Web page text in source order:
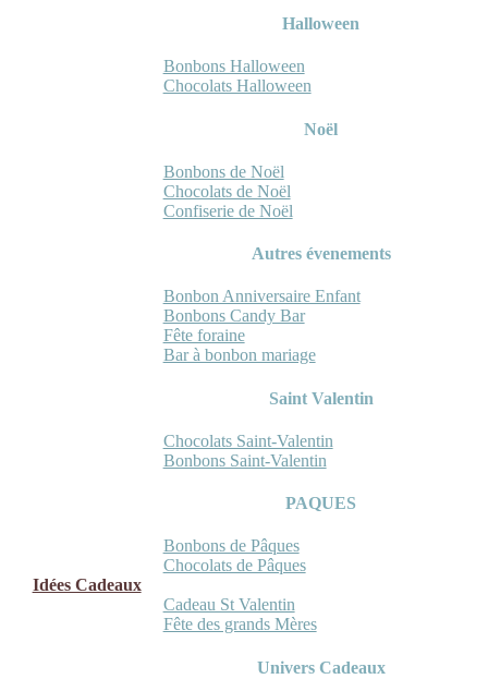
Halloween
Bonbons Halloween
Chocolats Halloween
Noël
Bonbons de Noël
Chocolats de Noël
Confiserie de Noël
Autres évenements
Bonbon Anniversaire Enfant
Bonbons Candy Bar
Fête foraine
Bar à bonbon mariage
Saint Valentin
Chocolats Saint-Valentin
Bonbons Saint-Valentin
PAQUES
Bonbons de Pâques
Chocolats de Pâques
Idées Cadeaux
Cadeau St Valentin
Fête des grands Mères
Univers Cadeaux